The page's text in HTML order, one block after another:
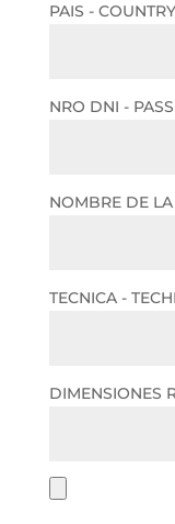
PAIS - COUNTRY
NRO DNI -
NOMBRE DE
TECNICA -
DIMENSIONES